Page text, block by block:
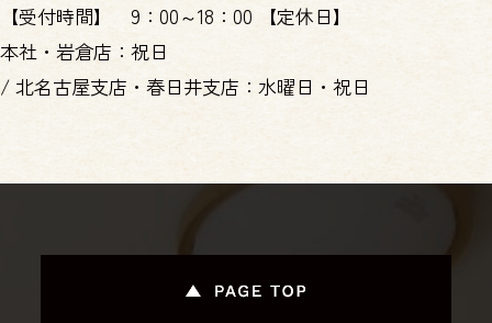
【受付時間】
9：00～18：00
【定休日】
本社・岩倉店：祝日
/ 北名古屋支店・春日井支店：水曜日・祝日